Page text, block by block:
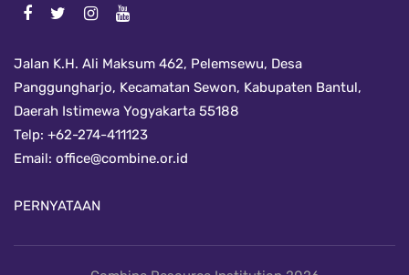
Jalan K.H. Ali Maksum 462, Pelemsewu, Desa
Panggungharjo, Kecamatan Sewon, Kabupaten Bantul,
Daerah Istimewa Yogyakarta 55188
Telp: +62-274-411123
Email: office@combine.or.id
PERNYATAAN